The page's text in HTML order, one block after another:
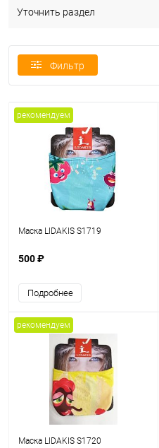
Уточнить раздел
Фильтр
рекомендуем
Маска LIDAKIS S1719
500 ₽
Подробнее
рекомендуем
Маска LIDAKIS S1720